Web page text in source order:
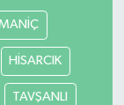
HİSARCIK
TAVŞANLI